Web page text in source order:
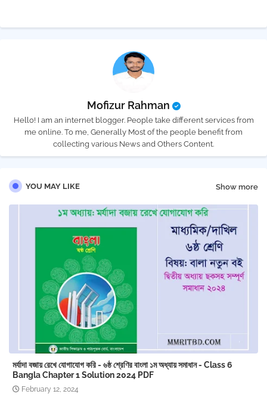
Mofizur Rahman
Hello! I am an internet blogger. People take different services from
me online. To me, Generally Most of the people benefit from
collecting various News and Others Content.
YOU MAY LIKE Show more
মর্যাদা বজায় রেখে যোগাযোগ করি - ৬ষ্ঠ শ্রেণির বাংলা ১ম অধ্যায় সমাধান - Class 6
Bangla Chapter 1 ‍Solution 2024 PDF
February 12, 2024